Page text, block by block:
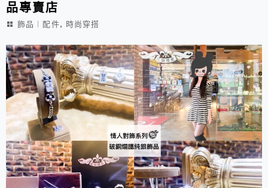
品專賣店
飾品︱配件, 時尚穿搭